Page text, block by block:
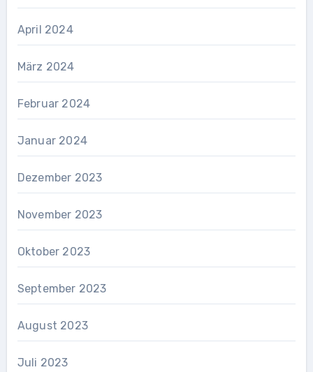
April 2024
März 2024
Februar 2024
Januar 2024
Dezember 2023
November 2023
Oktober 2023
September 2023
August 2023
Juli 2023